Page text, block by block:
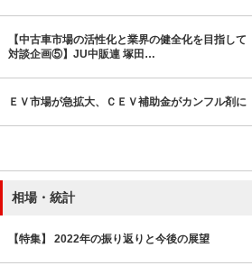
【中古車市場の活性化と業界の健全化を目指して
対談企画⑤】JU中販連 塚田…
ＥＶ市場が急拡大、ＣＥＶ補助金がカンフル剤に
相場・統計
【特集】 2022年の振り返りと今後の展望